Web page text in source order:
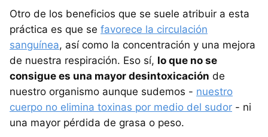
Otro de los beneficios que se suele atribuir a esta
práctica es que se favorece la circulación
sanguínea, así como la concentración y una mejora
de nuestra respiración. Eso sí, lo que no se
consigue es una mayor desintoxicación de
nuestro organismo aunque sudemos - nuestro
cuerpo no elimina toxinas por medio del sudor - ni
una mayor pérdida de grasa o peso.